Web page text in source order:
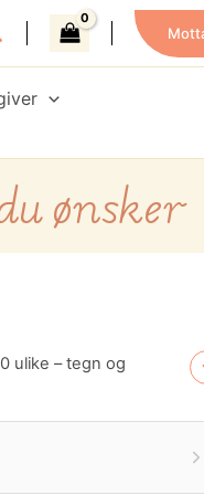
ønsker
ulike – tegn og